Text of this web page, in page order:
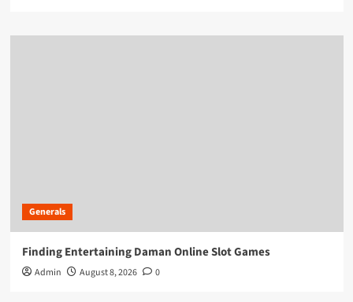
Generals
Finding Entertaining Daman Online Slot Games
Admin August 8, 2026 0